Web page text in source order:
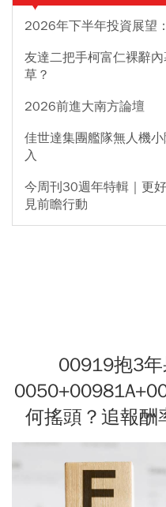
2026年下半年投資展望
友達二把手柯富仁裸辭
草？
2026前進大南方論壇
佳世達集團艦隊無人機
入
今周刊30週年特輯｜更
見前瞻行動
00919抱3
何搖頭？追報酬